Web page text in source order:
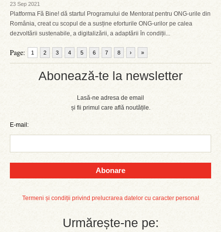
Abonează-te la newsletter
Lasă-ne adresa de email
și fii primul care află noutățile.
E-mail:
Abonare
Termeni și condiții privind prelucrarea datelor cu caracter personal
Urmărește-ne pe:
23 Sep 2021
Platforma Fă Bine! dă startul Programului de Mentorat pentru ONG-urile din
România, creat cu scopul de a susține eforturile ONG-urilor pe calea
dezvoltării sustenabile, a digitalizării, a adaptării în condiții...
Page: 1 2 3 4 5 6 7 8 › »